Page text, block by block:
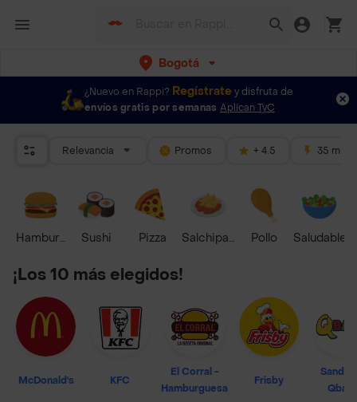
Bogotá
¿Nuevo en Rappi? Regístrate y disfruta de
envíos gratis por semanas Aplican TyC
Relevancia Promos + 4.5 35 mins
HamburguesaSushi Pizza Salchipapas Pollo Saludable
¡Los 10 más elegidos!
McDonald's KFC
El Corral -
Hamburguesa
Frisby